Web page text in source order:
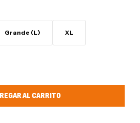
Grande (L) XL
Black Hoodie TMF
AL CARRITO